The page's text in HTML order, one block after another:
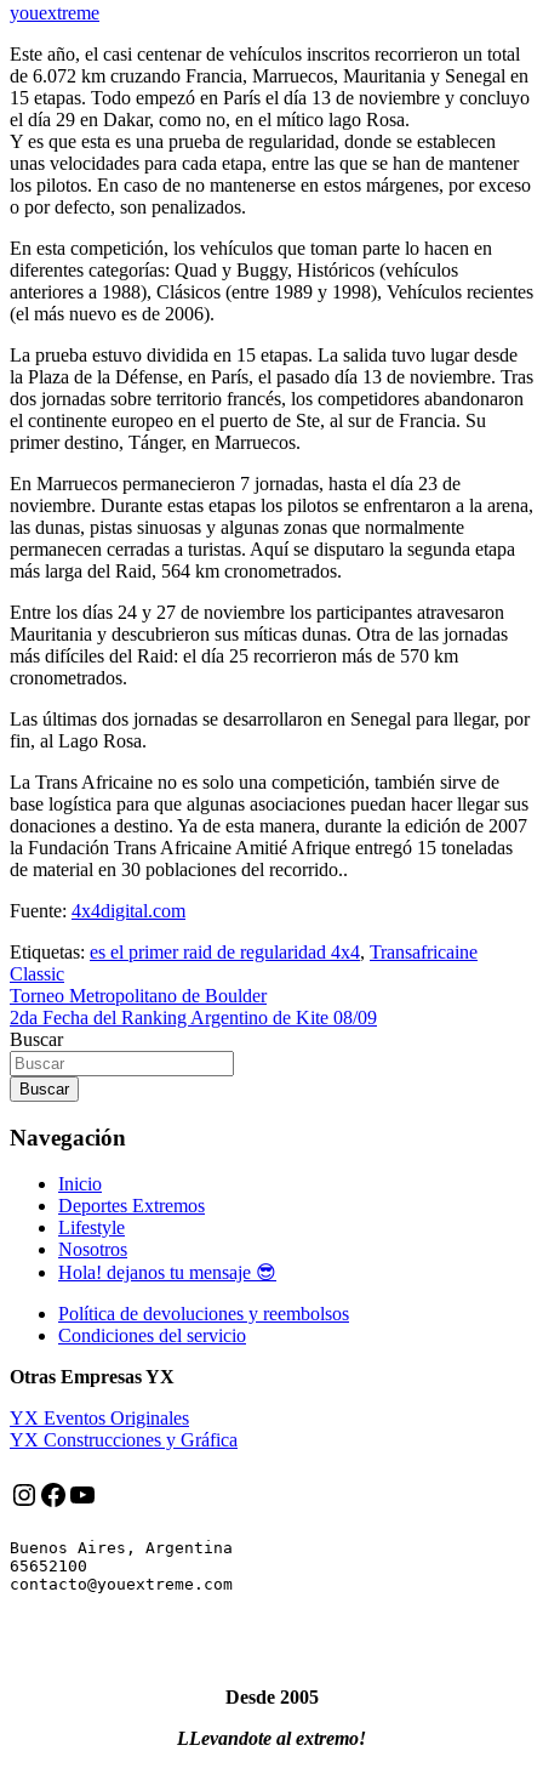
youextreme
Este año, el casi centenar de vehículos inscritos recorrieron un total
de 6.072 km cruzando Francia, Marruecos, Mauritania y Senegal en
15 etapas. Todo empezó en París el día 13 de noviembre y concluyo
el día 29 en Dakar, como no, en el mítico lago Rosa.
Y es que esta es una prueba de regularidad, donde se establecen
unas velocidades para cada etapa, entre las que se han de mantener
los pilotos. En caso de no mantenerse en estos márgenes, por exceso
o por defecto, son penalizados.
En esta competición, los vehículos que toman parte lo hacen en
diferentes categorías: Quad y Buggy, Históricos (vehículos
anteriores a 1988), Clásicos (entre 1989 y 1998), Vehículos recientes
(el más nuevo es de 2006).
La prueba estuvo dividida en 15 etapas. La salida tuvo lugar desde
la Plaza de la Défense, en París, el pasado día 13 de noviembre. Tras
dos jornadas sobre territorio francés, los competidores abandonaron
el continente europeo en el puerto de Ste, al sur de Francia. Su
primer destino, Tánger, en Marruecos.
En Marruecos permanecieron 7 jornadas, hasta el día 23 de
noviembre. Durante estas etapas los pilotos se enfrentaron a la arena,
las dunas, pistas sinuosas y algunas zonas que normalmente
permanecen cerradas a turistas. Aquí se disputaro la segunda etapa
más larga del Raid, 564 km cronometrados.
Entre los días 24 y 27 de noviembre los participantes atravesaron
Mauritania y descubrieron sus míticas dunas. Otra de las jornadas
más difíciles del Raid: el día 25 recorrieron más de 570 km
cronometrados.
Las últimas dos jornadas se desarrollaron en Senegal para llegar, por
fin, al Lago Rosa.
La Trans Africaine no es solo una competición, también sirve de
base logística para que algunas asociaciones puedan hacer llegar sus
donaciones a destino. Ya de esta manera, durante la edición de 2007
la Fundación Trans Africaine Amitié Afrique entregó 15 toneladas
de material en 30 poblaciones del recorrido..
Fuente: 4x4digital.com
Etiquetas: es el primer raid de regularidad 4x4, Transafricaine
Classic
Navegación
de
entradas
Torneo Metropolitano de Boulder
2da Fecha del Ranking Argentino de Kite 08/09
Buscar
Buscar
Navegación
Inicio
Deportes Extremos
Lifestyle
Nosotros
Hola! dejanos tu mensaje 😎
Política de devoluciones y reembolsos
Condiciones del servicio
Otras Empresas YX
YX Eventos Originales
YX Construcciones y Gráfica
Instagram
Facebook
YouTube
Buenos Aires, Argentina
65652100
Desde 2005
LLevandote al extremo!